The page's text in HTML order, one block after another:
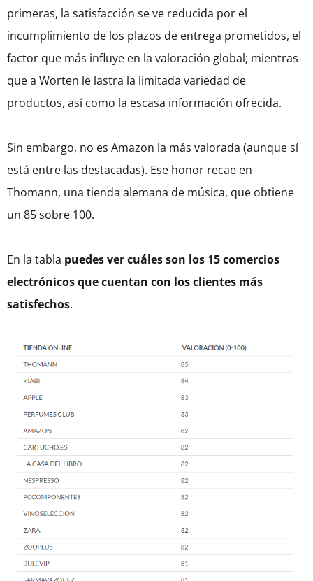
primeras, la satisfacción se ve reducida por el
incumplimiento de los plazos de entrega prometidos, el
factor que más influye en la valoración global; mientras
que a Worten le lastra la limitada variedad de
productos, así como la escasa información ofrecida.
Sin embargo, no es Amazon la más valorada (aunque sí
está entre las destacadas). Ese honor recae en
Thomann, una tienda alemana de música, que obtiene
un 85 sobre 100.
En la tabla puedes ver cuáles son los 15 comercios
electrónicos que cuentan con los clientes más
satisfechos.